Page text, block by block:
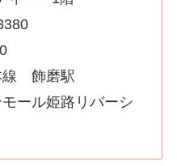
線 飾磨駅
ール姫路リバーシ